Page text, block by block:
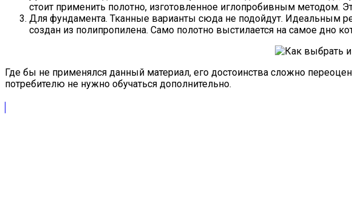
стоит применить полотно, изготовленное иглопробивным методом.
Для фундамента. Тканные варианты сюда не подойдут. Идеальным
создан из полипропилена. Само полотно выстилается на самое дно
Где бы не применялся данный материал, его достоинства сложно
потребителю не нужно обучаться дополнительно.